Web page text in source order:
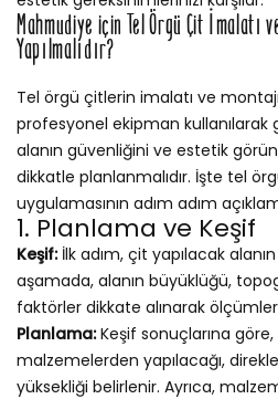
Mahmudiye için Tel Örgü Çit İmalatı
Yapılmalıdır?
Tel örgü çitlerin imalatı ve
profesyonel ekipman kullanılarak
alanın güvenliğini ve estetik
dikkatle planlanmalıdır. İşte tel
uygulamasının adım adım
1. Planlama ve Keşif
Keşif:İlk adım, çit yapılacak
aşamada, alanın büyüklüğü,
faktörler dikkate alınarak ölçümler
Planlama:Keşif sonuçlarına
malzemelerden yapılacağı,
yüksekliği belirlenir. Ayrıca,